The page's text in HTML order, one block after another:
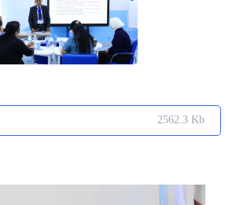
2562.3 Kb